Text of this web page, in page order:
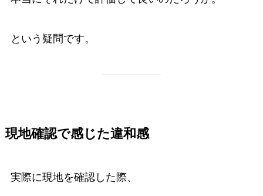
という疑問です。
現地確認で感じた違和感
実際に現地を確認した際、